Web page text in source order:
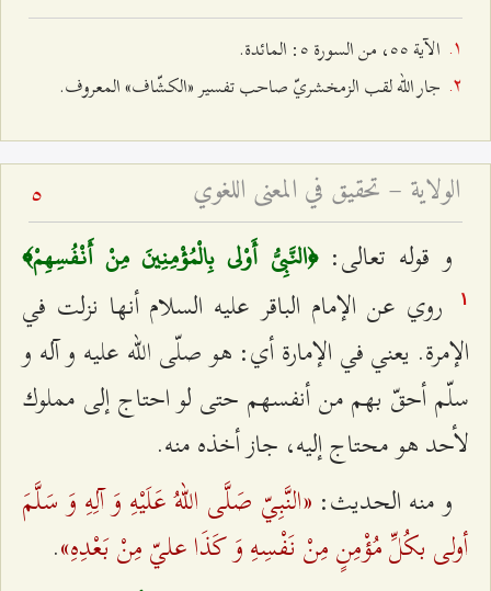
الآية ٥٥، من السورة ٥: المائدة.
جار الله لقب الزمخشريّ صاحب تفسير «الكشّاف» المعروف.
الولاية – تحقيق في المعنى اللغوي 5
و قوله تعالى: ﴿النَّبِيُّ أَوْلى‌ بِالْمُؤْمِنِينَ مِنْ أَنْفُسِهِمْ﴾‌
۱
روي عن الإمام الباقر عليه السلام أنها نزلت في
الإمرة. يعني في الإمارة أي: هو صلّى الله عليه و آله و
سلّم أحقّ بهم من أنفسهم حتى لو احتاج إلى مملوك
لأحد هو محتاج إليه، جاز أخذه منه.
و منه الحديث: «النَّبِيّ صَلَّى اللهُ عَلَيْهِ وَ آلِهِ وَ سَلَّمَ
أولى بكُلِّ مُؤْمِنٍ مِنْ نَفْسِهِ وَ كَذَا عليّ مِنْ بَعْدِهِ».